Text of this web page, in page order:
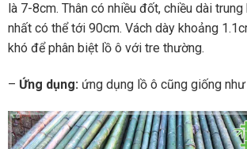
là 7-8cm. Thân có nhiều đốt, chiều dài
nhất có thể tới 90cm. Vách dày khoảng
khó để phân biệt lồ ô với tre thường.
– Ứng dụng: ứng dụng lồ ô cũng giống